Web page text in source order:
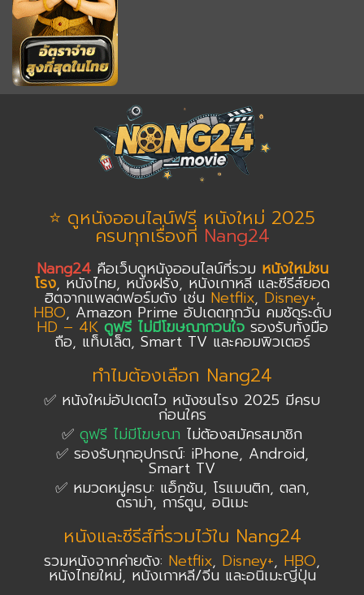
⭐ ดูหนังออนไลน์ฟรี หนังใหม่ 2025
ครบทุกเรื่องที่ Nang24
Nang24คือเว็บดูหนังออนไลน์ที่รวม หนังใหม่ชน
โรง, หนังไทย, หนังฝรั่ง, หนังเกาหลี และซีรีส์ยอด
ฮิตจากแพลตฟอร์มดัง เช่น Netflix, Disney+,
HBO, Amazon Prime อัปเดตทุกวัน คมชัดระดับ
HD – 4K ดูฟรี ไม่มีโฆษณากวนใจรองรับทั้งมือ
ถือ, แท็บเล็ต, Smart TV และคอมพิวเตอร์
ทำไมต้องเลือก Nang24
✅ หนังใหม่อัปเดตไว หนังชนโรง 2025 มีครบ
ก่อนใคร
✅ ดูฟรี ไม่มีโฆษณา ไม่ต้องสมัครสมาชิก
✅ รองรับทุกอุปกรณ์: iPhone, Android,
Smart TV
✅ หมวดหมู่ครบ: แอ็กชัน, โรแมนติก, ตลก,
ดราม่า, การ์ตูน, อนิเมะ
หนังและซีรีส์ที่รวมไว้ใน Nang24
รวมหนังจากค่ายดัง: Netflix, Disney+, HBO,
หนังไทยใหม่, หนังเกาหลี/จีน และอนิเมะญี่ปุ่น